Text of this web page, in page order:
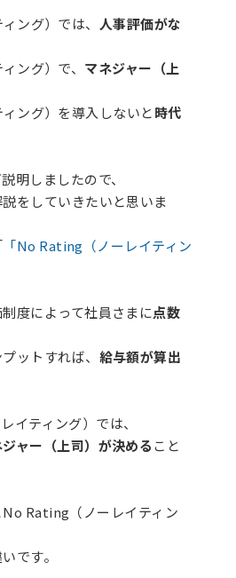
ング）では、 人事評価がな
ング）で、 マネジャー（上
ング）を導入しないと時代
明しましたので、
をしていきたいと思いま
「No Rating（ノーレイティン
度によって社員さまに点数
ットすれば、 給与額が算出
イティング）では、
ャー（上司）が決めること
Rating（ノーレイティン
です。